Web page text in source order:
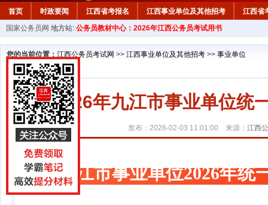
首页 时政要闻 江西省考报名 江西事业单位及其他招考 江西省
教材中心
国家公务员网 地方站: 公务员教材中心：2026年江西公务员考试用书
您的当前位置： 江西公务员考试网 >> 江西事业单位及其他招考 >> 事业单位
2026年九江市事业单位统
发布：2026-02-03 11:01:00 来源： 江西
九江市事业单位2026年统